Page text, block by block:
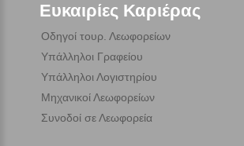
Ευκαιρίες Καριέρας
Οδηγοί τουρ. Λεωφορείων
Υπάλληλοι Γραφείου
Υπάλληλοι Λογιστηρίου
Μηχανικοί Λεωφορείων
Συνοδοί σε Λεωφορεία